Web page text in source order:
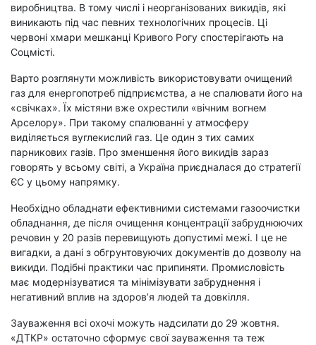
виробництва. В тому числі і неорганізованих викидів, які
виникають під час певних технологічних процесів. Ці
червоні хмари мешканці Кривого Рогу спостерігають на
Соцмісті.
Варто розглянути можливість використовувати очищений
газ для енергопотреб підприємства, а не спалювати його на
«свічках». Їх містяни вже охрестили «вічним вогнем
Арселору». При такому спалюванні у атмосферу
виділяється вуглекислий газ. Це один з тих самих
парникових газів. Про зменшення його викидів зараз
говорять у всьому світі, а Україна приєдналася до стратегії
ЄС у цьому напрямку.
Необхідно обладнати ефективними системами газоочистки
обладнання, де після очищення концентрації забруднюючих
речовин у 20 разів перевищують допустимі межі. І це не
вигадки, а дані з обгрунтовуючих документів до дозволу на
викиди. Подібні практики час припиняти. Промисловість
має модернізуватися та мінімізувати забруднення і
негативний вплив на здоров’я людей та довкілля.
Зауваження всі охочі можуть надсилати до 29 жовтня.
«ДТКР» остаточно сформує свої зауваження та теж